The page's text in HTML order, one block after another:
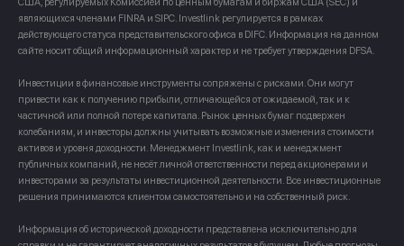
США, регулируемых Комиссией по ценным бумагам и биржам США (SEC) и
являющихся членами FINRA и SIPC. Investlink регулируется в рамках
действующего статуса представительского офиса в DIFC. Информация на данном
сайте носит общий информационный характер и не требует утверждения DFSA.
Инвестиции в финансовые инструменты сопряжены с рисками. Они могут
привести как к получению прибыли, отличающейся от ожидаемой, так и к
частичной или полной потере капитала. Рынок ценных бумаг подвержен
колебаниям, и инвесторы должны учитывать возможные изменения стоимости
активов и уровня доходности. Менеджмент Investlink, как и менеджмент
публичных компаний, не несёт личной ответственности перед акционерами и
инвесторами за результаты инвестиционной деятельности. Все инвестиционные
решения принимаются клиентом самостоятельно и на собственный риск.
Информация об исторической доходности представлена исключительно для